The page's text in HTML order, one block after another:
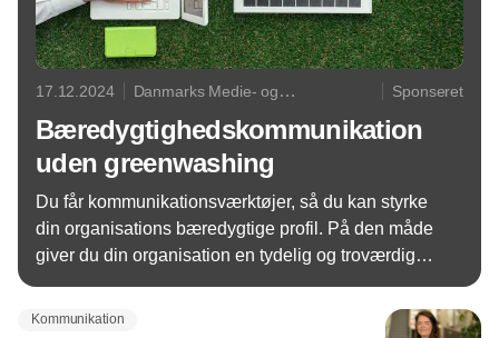
17.12.2024
Danmarks Medie- og
Journalisthøjskole
Sponseret
Bæredygtighedskommunikation
uden greenwashing
Du får kommunikationsværktøjer, så du kan styrke
din organisations bæredygtige profil. På den måde
giver du din organisation en tydelig og troværdig
position over for kunder og samarbejdspartnere.
Kommunikation